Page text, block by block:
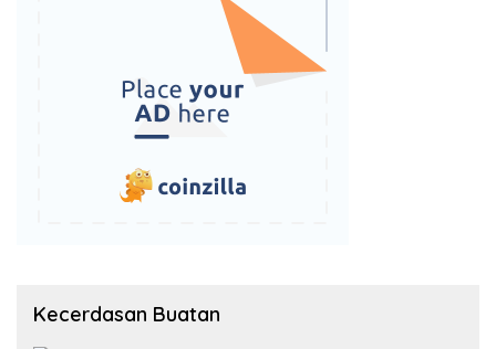
Kecerdasan Buatan